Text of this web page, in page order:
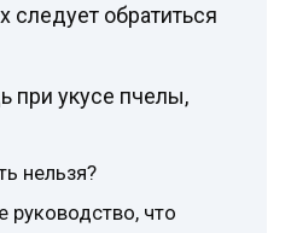
следует обратиться
при укусе пчелы,
нельзя?
руководство, что